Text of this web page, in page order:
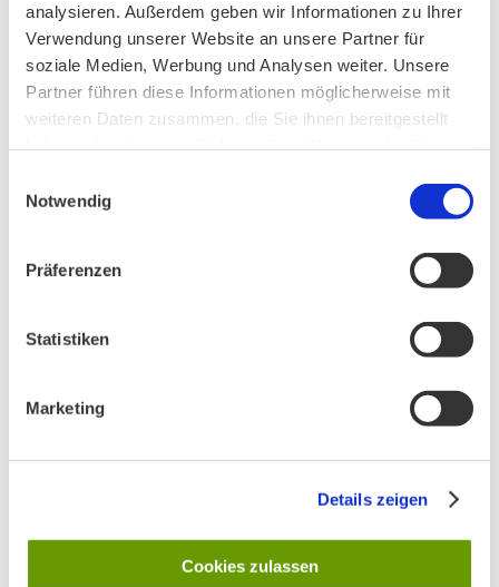
analysieren. Außerdem geben wir Informationen zu Ihrer
Verwendung unserer Website an unsere Partner für
soziale Medien, Werbung und Analysen weiter. Unsere
Partner führen diese Informationen möglicherweise mit
weiteren Daten zusammen, die Sie ihnen bereitgestellt
Notwendig
Präferenzen
Statistiken
Marketing
Details zeigen
Cookies zulassen
Unser Vorstand wurde neu gewählt
PHONSTUDIO Sendung Juli 2026
Ankündigung Jahres-Mitgliederversammlung
2026